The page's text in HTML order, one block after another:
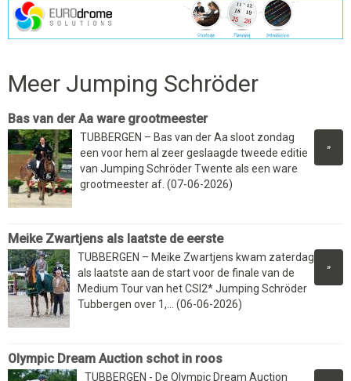
Meer Jumping Schröder
Bas van der Aa ware grootmeester
»
TUBBERGEN – Bas van der Aa sloot zondag
een voor hem al zeer geslaagde tweede editie
van Jumping Schröder Twente als een ware
grootmeester af. (07-06-2026)
Meike Zwartjens als laatste de eerste
»
TUBBERGEN – Meike Zwartjens kwam zaterdag
als laatste aan de start voor de finale van de
Medium Tour van het CSI2* Jumping Schröder
Tubbergen over 1,... (06-06-2026)
Olympic Dream Auction schot in roos
TUBBERGEN - De Olympic Dream Auction